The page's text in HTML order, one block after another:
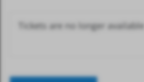
Tickets are no longer available